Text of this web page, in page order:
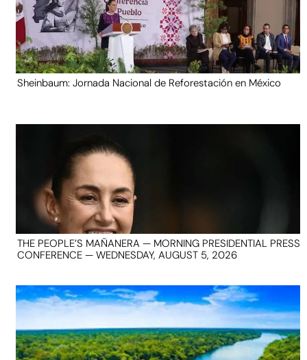
Sheinbaum: Jornada Nacional de Reforestación en México
THE PEOPLE’S MAÑANERA — MORNING PRESIDENTIAL PRESS
CONFERENCE — WEDNESDAY, AUGUST 5, 2026